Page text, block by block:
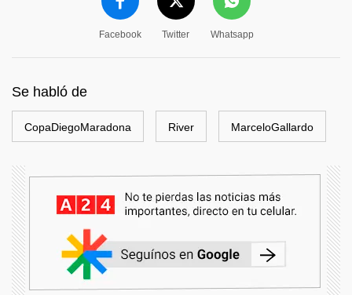
Facebook Twitter Whatsapp
Se habló de
CopaDiegoMaradona River MarceloGallardo